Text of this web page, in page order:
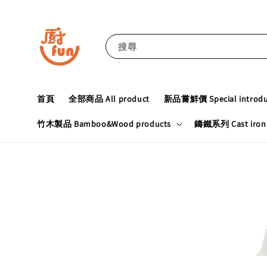
搜尋
首頁 全部商品 All product 新品嘗鮮價 Special
竹木製品 Bamboo&Wood products 鑄鐵系列 Cast